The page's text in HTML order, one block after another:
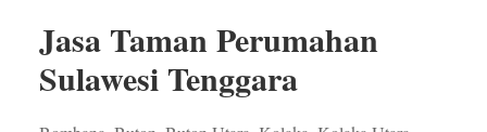
Jasa Taman Perumahan
Sulawesi Tenggara